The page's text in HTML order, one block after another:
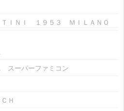
ＩＮＩ １９５３ ＭＩＬＡＮＯ
スーパーファミコン
Ｈ